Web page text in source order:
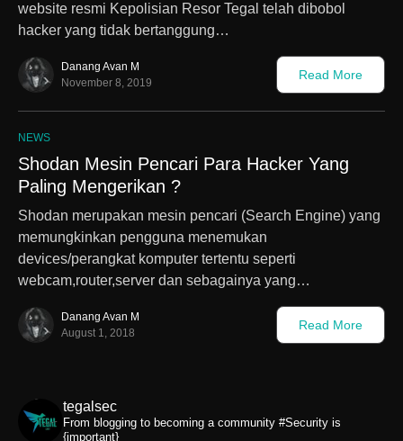
website resmi Kepolisian Resor Tegal telah dibobol
hacker yang tidak bertanggung…
Danang Avan M
November 8, 2019
Read More
NEWS
Shodan Mesin Pencari Para Hacker Yang
Paling Mengerikan ?
Shodan merupakan mesin pencari (Search Engine) yang
memungkinkan pengguna menemukan
devices/perangkat komputer tertentu seperti
webcam,router,server dan sebagainya yang…
Danang Avan M
August 1, 2018
Read More
tegalsec
From blogging to becoming a community #Security is
{important}